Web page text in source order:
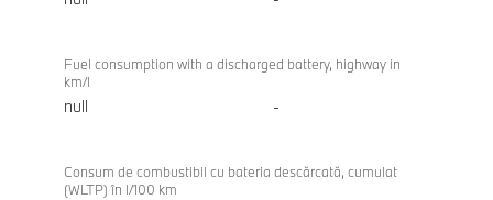
Fuel consumption with a discharged battery, highway in
km/l
null -
Consum de combustibil cu bateria descărcată, cumulat
(WLTP) în l/100 km